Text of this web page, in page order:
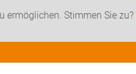
ermöglichen. Stimmen Sie zu?